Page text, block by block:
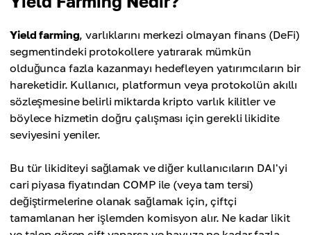
Yield farming, varlıklarını merkezi olmayan finans (DeFi)
segmentindeki protokollere yatırarak mümkün
olduğunca fazla kazanmayı hedefleyen yatırımcıların bir
hareketidir. Kullanıcı, platformun veya protokolün akıllı
sözleşmesine belirli miktarda kripto varlık kilitler ve
böylece hizmetin doğru çalışması için gerekli likidite
seviyesini yeniler.
Bu tür likiditeyi sağlamak ve diğer kullanıcıların DAI'yi
cari piyasa fiyatından COMP ile (veya tam tersi)
değiştirmelerine olanak sağlamak için, çiftçi
tamamlanan her işlemden komisyon alır. Ne kadar likit